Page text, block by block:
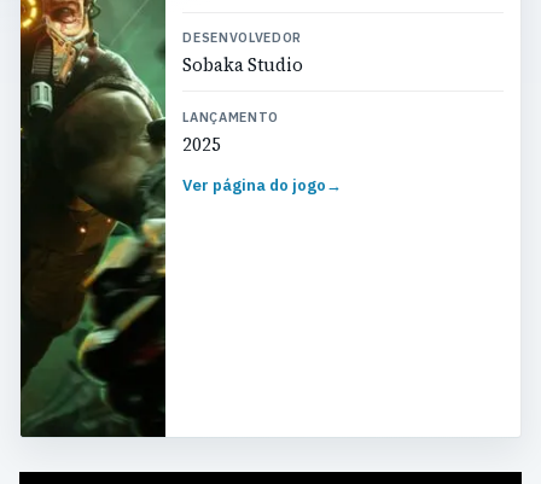
DESENVOLVEDOR
Sobaka Studio
LANÇAMENTO
2025
Ver página do jogo→